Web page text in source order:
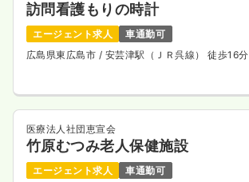
訪問看護もりの時計
エージェント求人
車通勤可
広島県東広島市 / 安芸津駅（ＪＲ呉線） 徒歩16分
医療法人社団恵宣会
竹原むつみ老人保健施設
エージェント求人
車通勤可